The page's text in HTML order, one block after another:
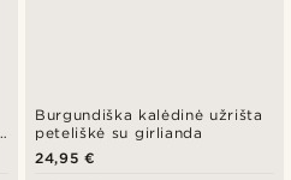
Burgundiška kalėdinė užrišta
peteliškė su girlianda
24,95 €